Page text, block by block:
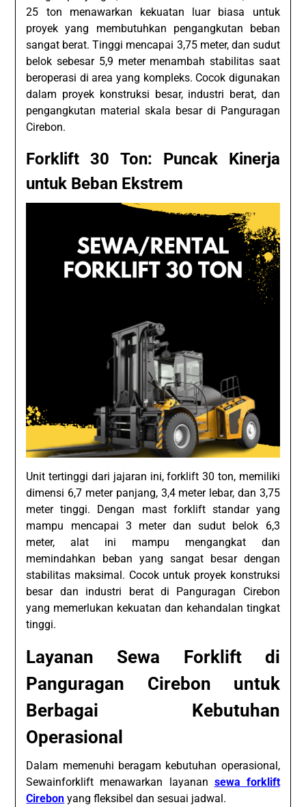
25 ton menawarkan kekuatan luar biasa untuk
proyek yang membutuhkan pengangkutan beban
sangat berat. Tinggi mencapai 3,75 meter, dan sudut
belok sebesar 5,9 meter menambah stabilitas saat
beroperasi di area yang kompleks. Cocok digunakan
dalam proyek konstruksi besar, industri berat, dan
pengangkutan material skala besar di Panguragan
Cirebon.
Forklift 30 Ton: Puncak Kinerja
untuk Beban Ekstrem
Unit tertinggi dari jajaran ini, forklift 30 ton, memiliki
dimensi 6,7 meter panjang, 3,4 meter lebar, dan 3,75
meter tinggi. Dengan mast forklift standar yang
mampu mencapai 3 meter dan sudut belok 6,3
meter, alat ini mampu mengangkat dan
memindahkan beban yang sangat besar dengan
stabilitas maksimal. Cocok untuk proyek konstruksi
besar dan industri berat di Panguragan Cirebon
yang memerlukan kekuatan dan kehandalan tingkat
tinggi.
Layanan Sewa Forklift di
Panguragan Cirebon untuk
Berbagai Kebutuhan
Operasional
Dalam memenuhi beragam kebutuhan operasional,
Sewainforklift menawarkan layanan sewa forklift
Cirebon yang fleksibel dan sesuai jadwal.